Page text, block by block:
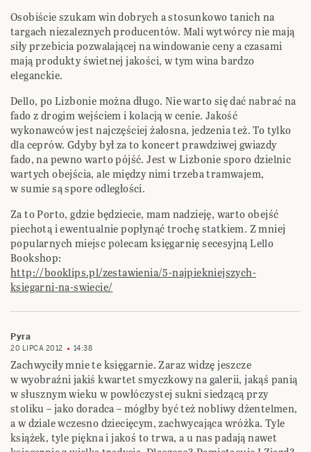
Osobiście szukam win dobrych a stosunkowo tanich na
targach niezaleznych producentów. Mali wytwórcy nie mają
siły przebicia pozwalającej na windowanie ceny a czasami
mają produkty świetnej jakości, w tym wina bardzo
eleganckie.
Dello, po Lizbonie można długo. Nie warto się dać nabrać na
fado z drogim wejściem i kolacją w cenie. Jakość
wykonawców jest najczęściej żałosna, jedzenia też. To tylko
dla ceprów. Gdyby był za to koncert prawdziwej gwiazdy
fado, na pewno warto pójść. Jest w Lizbonie sporo dzielnic
wartych obejścia, ale między nimi trzeba tramwajem,
w sumie są spore odległości.
Za to Porto, gdzie będziecie, mam nadzieję, warto obejść
piechotą i ewentualnie popłynąć trochę statkiem. Z mniej
popularnych miejsc polecam księgarnię secesyjną Lello
Bookshop:
http://booklips.pl/zestawienia/5-najpiekniejszych-
ksiegarni-na-swiecie/
Pyra
20 LIPCA 2012 14:38
Zachwyciły mnie te księgarnie. Zaraz widzę jeszcze
w wyobraźni jakiś kwartet smyczkowy na galerii, jakąś panią
w słusznym wieku w powłóczystej sukni siedzącą przy
stoliku – jako doradca – mógłby być też nobliwy dżentelmen,
a w dziale wczesno dziecięcym, zachwycająca wróżka. Tyle
książek, tyle piękna i jakoś to trwa, a u nas padają nawet